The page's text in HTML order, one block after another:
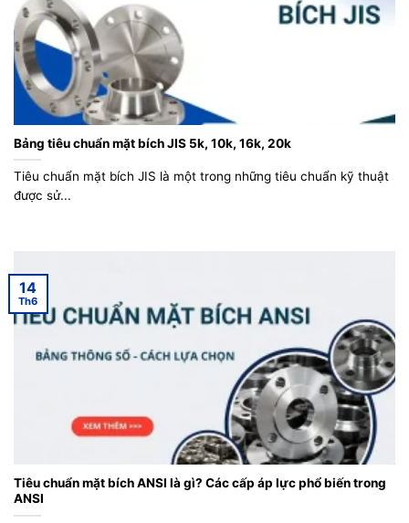
Bảng tiêu chuẩn mặt bích JIS 5k, 10k, 16k, 20k
Tiêu chuẩn mặt bích JIS là một trong những tiêu chuẩn kỹ thuật
được sử...
Tiêu chuẩn mặt bích ANSI là gì? Các cấp áp lực phổ biến trong
ANSI
14
Th6